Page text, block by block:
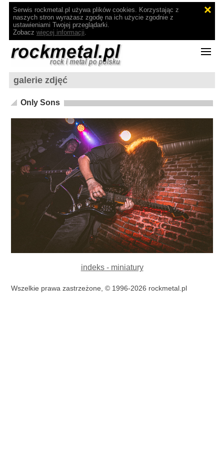
Serwis rockmetal.pl używa plików cookies. Korzystając z
naszych stron wyrażasz zgodę na ich użycie zgodnie z
ustawieniami Twojej przeglądarki.
Zobacz więcej informacji.
galerie zdjęć
Only Sons
indeks - miniatury
Wszelkie prawa zastrzeżone, © 1996-2026 rockmetal.pl